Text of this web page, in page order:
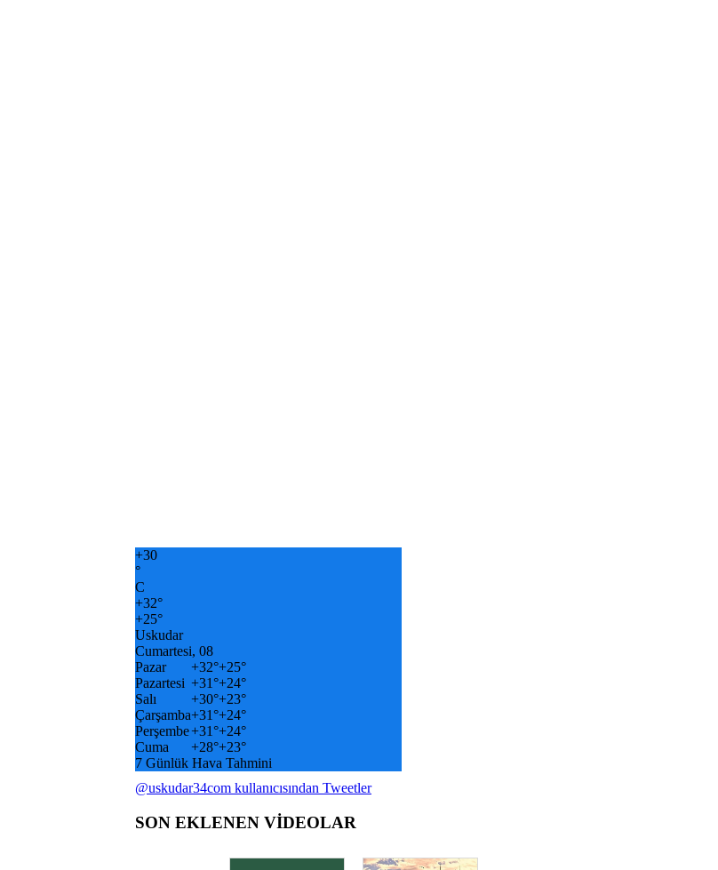
+30
°
C
+32°
+25°
Uskudar
Cumartesi, 08
Pazar
+32°+25°
Pazartesi +31°+24°
Salı
+30°+23°
Çarşamba+31°+24°
Perşembe+31°+24°
Cuma
+28°+23°
7 Günlük Hava Tahmini
@uskudar34com kullanıcısından Tweetler
SON EKLENEN VİDEOLAR